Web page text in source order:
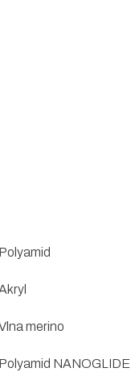
merino
NANOGLIDE